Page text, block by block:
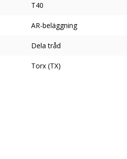
T40
AR-beläggning
Dela tråd
Torx (TX)